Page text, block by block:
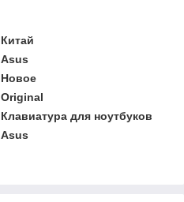
Китай
Asus
Новое
Original
Клавиатура для ноутбуков
Asus